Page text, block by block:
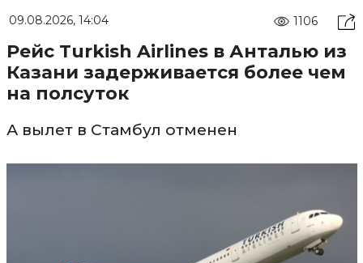
09.08.2026, 14:04 1106
Рейс Turkish Airlines в Анталью из
Казани задерживается более чем
на полсуток
А вылет в Стамбул отменен